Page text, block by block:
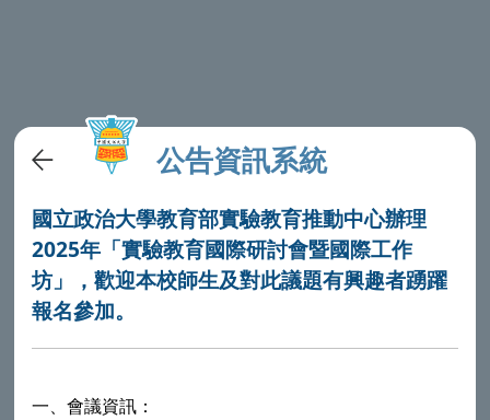
公告資訊系統
國立政治大學教育部實驗教育推動中心辦理
2025年「實驗教育國際研討會暨國際工作
坊」，歡迎本校師生及對此議題有興趣者踴躍
報名參加。
一、會議資訊：